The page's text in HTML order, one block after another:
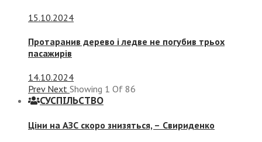
15.10.2024
Протаранив дерево і ледве не погубив трьох
пасажирів
14.10.2024
Prev Next Showing 1 Of 86
СУСПIЛЬСТВО
Ціни на АЗС скоро знизяться, – Свириденко